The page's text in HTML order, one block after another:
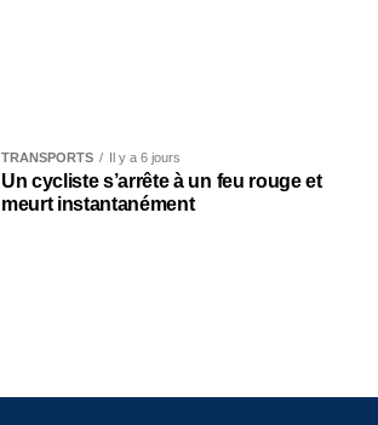
TRANSPORTS Il y a 6 jours
Un cycliste s’arrête à un feu rouge et
meurt instantanément